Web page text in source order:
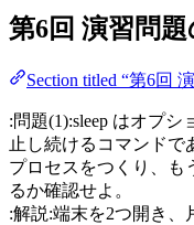
第6回 演習問
Section titled “第6回
:問題(1):sleep はオプ
止し続けるコマンドで
プロセスをつくり、も
るか確認せよ。
:解説:端末を2つ開き、